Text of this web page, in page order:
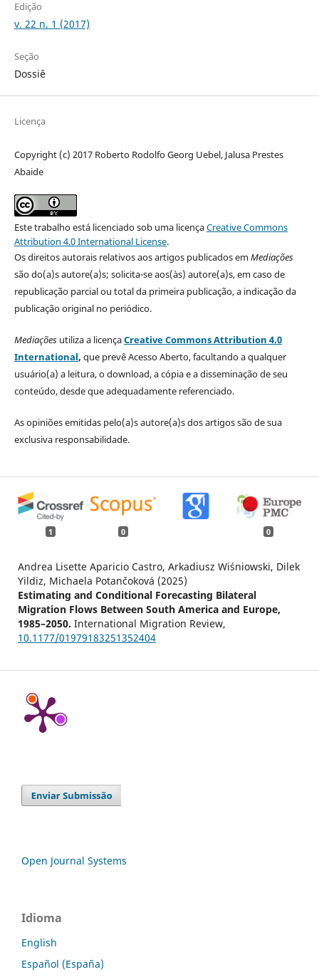
Edição
v. 22 n. 1 (2017)
Seção
Dossiê
Licença
Copyright (c) 2017 Roberto Rodolfo Georg Uebel, Jalusa Prestes
Abaide
Este trabalho está licenciado sob uma licençaCreative Commons
Attribution 4.0 International License.
Os direitos autorais relativos aos artigos publicados emMediações
são do(a)s autore(a)s; solicita-se aos(às) autore(a)s, em caso de
republicação parcial ou total da primeira publicação, a indicação da
publicação original no periódico.
Mediaçõesutiliza a licençaCreative Commons Attribution 4.0
International, que prevê Acesso Aberto, facultando a qualquer
usuário(a) a leitura, o download, a cópia e a disseminação de seu
conteúdo, desde que adequadamente referenciado.
As opiniões emitidas pelo(a)s autore(a)s dos artigos são de sua
exclusiva responsabilidade.
1 0 0
Andrea Lisette Aparicio Castro, Arkadiusz Wiśniowski, Dilek
Yildiz, Michaela Potančoková (2025)
Estimating and Conditional Forecasting Bilateral
Migration Flows Between South America and Europe,
1985–2050. International Migration Review,
10.1177/01979183251352404
Open Journal Systems
Idioma
English
Español (España)